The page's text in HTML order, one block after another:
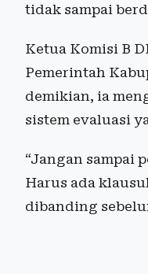
tidak sampai
Ketua Komisi B
Pemerintah
demikian, ia
sistem evaluasi
“Jangan sampai
Harus ada
dibanding